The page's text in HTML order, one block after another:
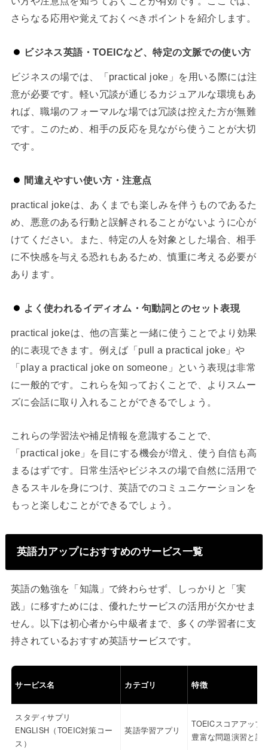
さらなる応用や覚えておくべきポイントを紹介します。
ビジネス英語・TOEICなど、特定の文脈での使い方
ビジネスの場では、「practical joke」を用いる際には注
意が必要です。軽い冗談が通じるカジュアルな環境もあ
れば、職場のフォーマルな場では冗談は控えた方が無難
です。このため、相手の反応を見ながら使うことが大切
です。
間違えやすい使い方・注意点
practical jokeは、あくまでも楽しみを伴うものであるた
め、悪意のある行動と誤解されることがないように心が
けてください。また、特定の人を対象とした場合、相手
に不快感を与える恐れもあるため、慎重に考える必要が
あります。
よく使われるイディオム・句動詞とのセット表現
practical jokeは、他の言葉と一緒に使うことでより効果
的に表現できます。例えば「pull a practical joke」や
「play a practical joke on someone」という表現は非常
に一般的です。これらを知っておくことで、よりスムー
ズに会話に取り入れることができるでしょう。
これらの学習法や補足情報を意識することで、
「practical joke」を目にする機会が増え、使う自信も高
まるはずです。日常生活やビジネスの場で自然に活用で
きるスキルを身につけ、英語でのコミュニケーションを
もっと楽しむことができるでしょう。
英語力アップにおすすめのサービス一覧
英語の勉強を「知識」で終わらせず、しっかりと「実
践」に移すためには、優れたサービスの活用が欠かせま
せん。以下は初心者から中級者まで、多くの学習者に支
持されているおすすめ英語サービスです。
サービス名 カテゴリ 特徴
スタディサプリ
ENGLISH（TOEIC対策コー
ス）
英語学習アプリ
TOEICスコアアップ
豊富な問題演習と講